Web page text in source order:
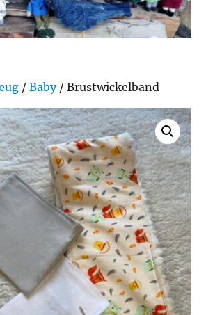
/Baby/ Brustwickelband